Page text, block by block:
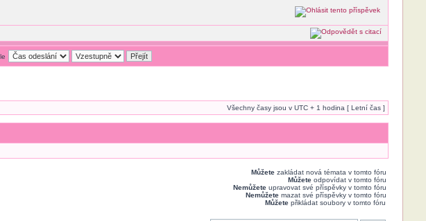
Všechny časy jsou v UTC + 1 hodina [ Letní čas ]
Můžetezakládat nová témata v tomto fóru
Můžeteodpovídat v tomto fóru
Nemůžeteupravovat své příspěvky v tomto fóru
Nemůžetemazat své příspěvky v tomto fóru
Můžetepřikládat soubory v tomto fóru